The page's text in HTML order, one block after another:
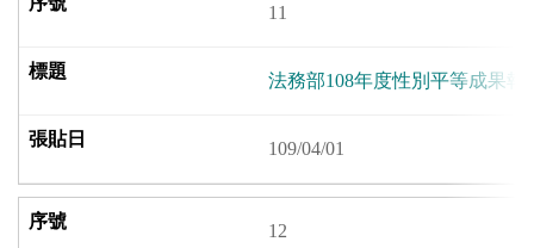
11
法務部108年度性別平等成果報
109/04/01
12